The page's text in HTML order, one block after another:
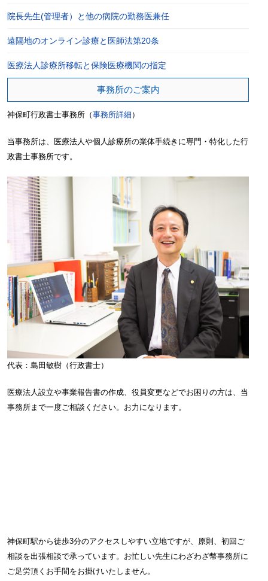
院長先生(管理者）と他の病院の勤務医兼任
遠隔地のオンライン診療と医師法第20条
医療法人診療所移転と保険医療機関の指定
事務所のご案内
神保町行政書士事務所（事務所詳細 ）
当事務所は、医療法人や個人診療所の業体手続きに専門・特化した行
政書士事務所です。
代表：島田敏樹（行政書士）
医療法人設立や事業報告書の作成、役員変更などでお困りの方は、当
事務所まで一度ご相談ください。お力になります。
神保町駅から徒歩3分のアクセスしやすい立地ですが、原則、初回ご
相談を出張相談で承っています。お忙しい先生にわざわざ幣事務所に
ご足労頂くお手間をお掛けいたしません。